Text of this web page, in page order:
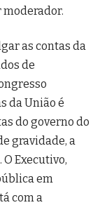
as contas da
de
da União é
do governo do
gravidade, a
Executivo,
em
com a